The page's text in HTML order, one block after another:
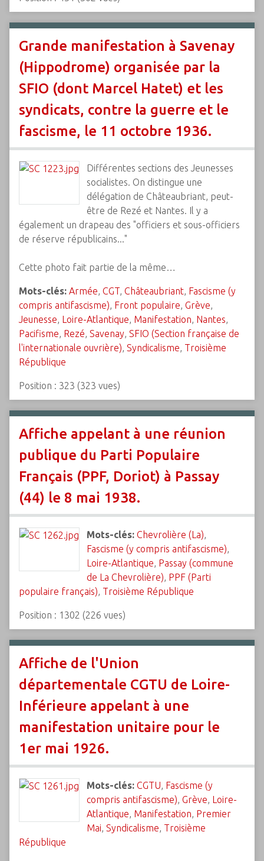
Grande manifestation à Savenay
(Hippodrome) organisée par la
SFIO (dont Marcel Hatet) et les
syndicats, contre la guerre et le
fascisme, le 11 octobre 1936.
Différentes sections des Jeunesses
socialistes. On distingue une
délégation de Châteaubriant, peut-
être de Rezé et Nantes. Il y a
également un drapeau des "officiers et sous-officiers
de réserve républicains..."
Cette photo fait partie de la même…
Mots-clés: Armée, CGT, Châteaubriant, Fascisme (y
compris antifascisme), Front populaire, Grève,
Jeunesse, Loire-Atlantique, Manifestation, Nantes,
Pacifisme, Rezé, Savenay, SFIO (Section française de
l'internationale ouvrière), Syndicalisme, Troisième
République
Position : 323 (323 vues)
Affiche appelant à une réunion
publique du Parti Populaire
Français (PPF, Doriot) à Passay
(44) le 8 mai 1938.
Mots-clés: Chevrolière (La),
Fascisme (y compris antifascisme),
Loire-Atlantique, Passay (commune
de La Chevrolière), PPF (Parti
populaire français), Troisième République
Position : 1302 (226 vues)
Affiche de l'Union
départementale CGTU de Loire-
Inférieure appelant à une
manifestation unitaire pour le
1er mai 1926.
Mots-clés: CGTU, Fascisme (y
compris antifascisme), Grève, Loire-
Atlantique, Manifestation, Premier
Mai, Syndicalisme, Troisième
République